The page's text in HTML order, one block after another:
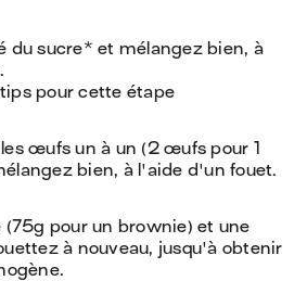
du sucre* et mélangez bien, à
pour cette étape
œufs un à un (2 œufs pour 1
bien, à l'aide d'un fouet.
(75g pour un brownie) et une
à nouveau, jusqu'à obtenir